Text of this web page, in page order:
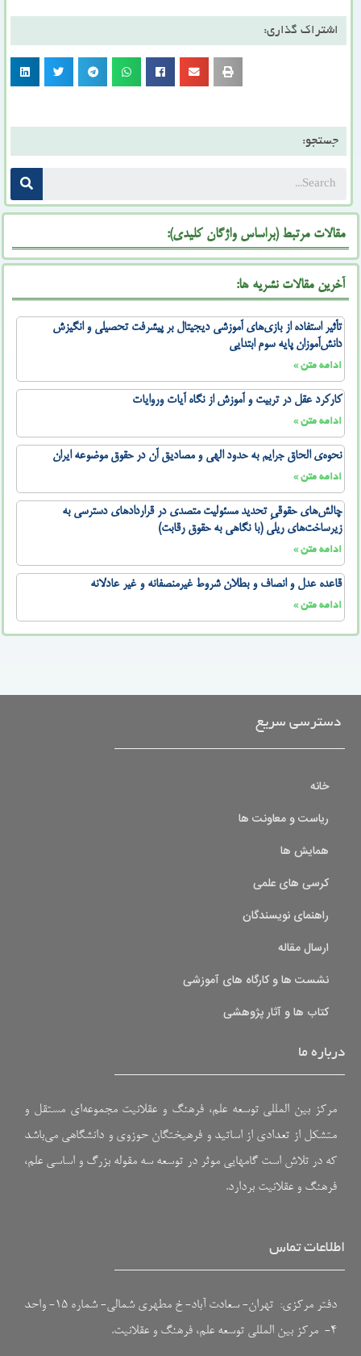
اشتراک گذاری:
جستجو:
مقالات مرتبط (براساس واژگان کلیدی):
آخرین مقالات نشریه ها:
تأثیر استفاده از بازی‌های آموزشی دیجیتال بر پیشرفت تحصیلی و انگیزش
دانش‌آموزان پایه سوم ابتدایی
ادامه متن »
کارکرد عقل در تربیت و آموزش از نگاه آیات وروایات
ادامه متن »
نحوه‌ی الحاق جرایم به حدود الهی و مصادیق آن در حقوق موضوعه ایران
ادامه متن »
چالش‌های حقوقیِ تحدید مسئولیت متصدی در قراردادهای دسترسی به
زیرساخت‌های ریلی (با نگاهی به حقوق رقابت)
ادامه متن »
قاعده عدل و انصاف و بطلان شروط غیرمنصفانه و غیر عادلانه
ادامه متن »
دسترسی سریع
خانه
ریاست و معاونت ها
همایش ها
کرسی های علمی
راهنمای نویسندگان
ارسال مقاله
نشست ها و کارگاه های آموزشی
کتاب ها و آثار پژوهشی
درباره ما
مرکز بین المللی توسعه علم، فرهنگ و عقلانیت مجموعه‌ای مستقل و
متشکل از تعدادی از اساتید و فرهیختگان حوزوی و دانشگاهی می‌باشد
که در تلاش است گامهایی موثر در توسعه سه مقوله بزرگ و اساسی علم،
فرهنگ و عقلانیت بردارد.
اطلاعات تماس
دفتر مرکزی: تهران- سعادت آباد- خ مطهری شمالی- شماره ۱۵- واحد
۴- مرکز بین المللی توسعه علم، فرهنگ و عقلانیت.